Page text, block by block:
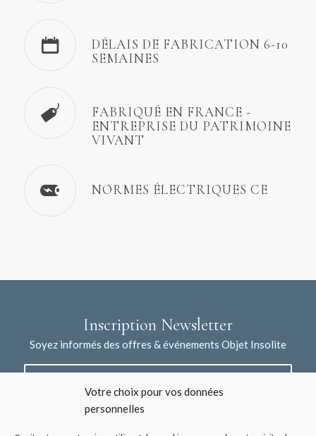
Votre choix pour vos données
personnelles
DÉLAIS DE FABRICATION 6-10
SEMAINES
FABRIQUÉ EN FRANCE -
ENTREPRISE DU PATRIMOINE
VIVANT
NORMES ÉLECTRIQUES CE
Inscription Newsletter
Soyez informés des offres & événements Objet Insolite